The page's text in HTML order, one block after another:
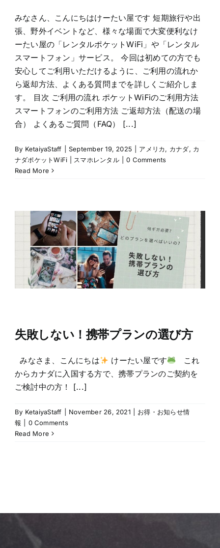
みなさん、こんにちはけーたい屋です 短期旅行や出
張、野外イベントなど、様々な場面で大変便利なけ
ーたい屋の「レンタルポケットWiFi」や「レンタル
スマートフォン」サービス。 今回は初めての方でも
安心してご利用いただけるように、ご利用の流れか
ら返却方法、よくある質問までを詳しくご紹介しま
す。 目次 ご利用の流れ ポケットWiFiのご利用方法
スマートフォンのご利用方法 ご返却方法（配送の場
合） よくあるご質問（FAQ） [...]
By KetaiyaStaff September 19, 2025 アメリカ, カナダ, カ
ナダポケットWiFi | スマホレンタル
0 Comments
Read More
失敗しない！携帯プランの選び方
みなさま、こんにちは けーたい屋です
これ
からカナダに入国する方で、携帯プランのご契約を
ご検討中の方！ [...]
By KetaiyaStaff November 26, 2021
お得・お知らせ情
報
0 Comments
Read More